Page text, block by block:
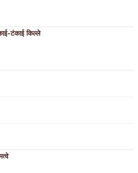
टंकाई किल्ले